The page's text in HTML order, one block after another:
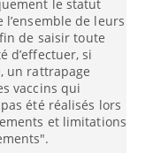
le statut
l’ensemble de leurs
de saisir toute
d’effectuer, si
un rattrapage
vaccins qui
été réalisés lors
et limitations